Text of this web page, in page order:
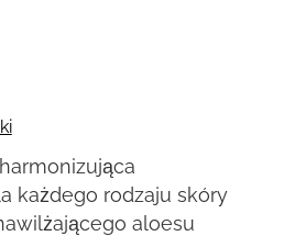
każdego rodzaju skóry
aloesu